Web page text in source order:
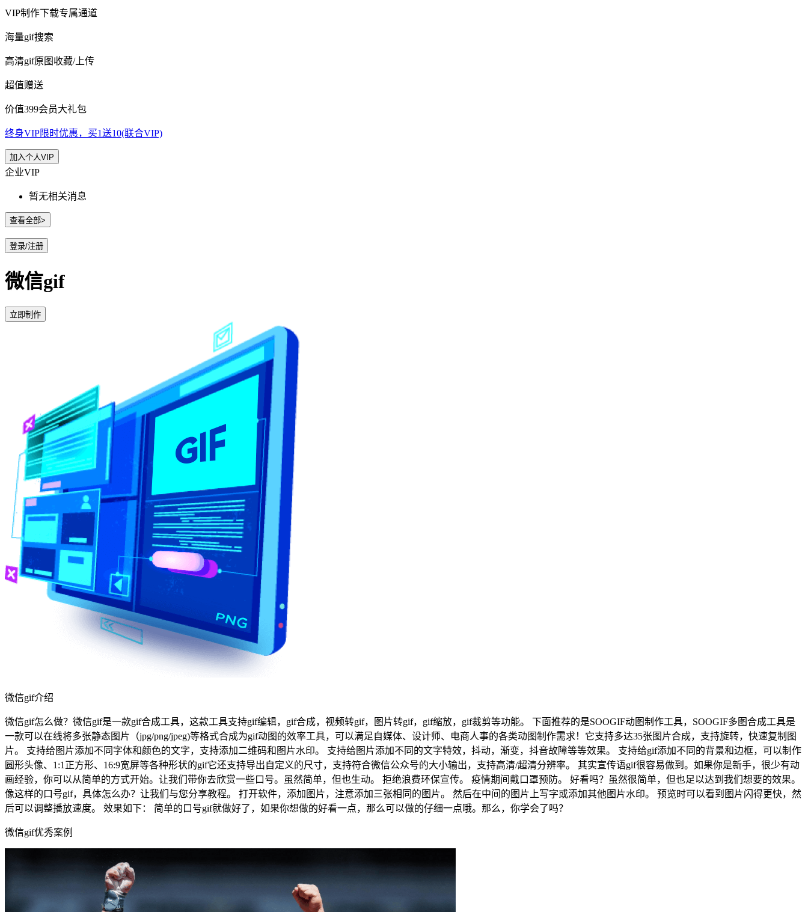
VIP制作下载专属通道
海量gif搜索
高清gif原图收藏/上传
超值赠送
价值399会员大礼包
终身VIP限时优惠，买1送10(联合VIP)
加入个人VIP
企业VIP
暂无相关消息
查看全部>
登录/注册
微信gif
立即制作
微信gif介绍
微信gif怎么做？微信gif是一款gif合成工具，这款工具支持gif编辑，gif合成，视频转gif，图片转gif，gif缩放，gif裁剪等功能。 下面推荐的是SOOGIF动图制作工具，SOOGIF多图合成工具是
一款可以在线将多张静态图片（jpg/png/jpeg)等格式合成为gif动图的效率工具，可以满足自媒体、设计师、电商人事的各类动图制作需求！它支持多达35张图片合成，支持旋转，快速复制图
片。 支持给图片添加不同字体和颜色的文字，支持添加二维码和图片水印。 支持给图片添加不同的文字特效，抖动，渐变，抖音故障等等效果。 支持给gif添加不同的背景和边框，可以制作
圆形头像、1:1正方形、16:9宽屏等各种形状的gif它还支持导出自定义的尺寸，支持符合微信公众号的大小输出，支持高清/超清分辨率。 其实宣传语gif很容易做到。如果你是新手，很少有动
画经验，你可以从简单的方式开始。让我们带你去欣赏一些口号。虽然简单，但也生动。 拒绝浪费环保宣传。 疫情期间戴口罩预防。 好看吗？虽然很简单，但也足以达到我们想要的效果。
像这样的口号gif，具体怎么办？让我们与您分享教程。 打开软件，添加图片，注意添加三张相同的图片。 然后在中间的图片上写字或添加其他图片水印。 预览时可以看到图片闪得更快，然
后可以调整播放速度。 效果如下： 简单的口号gif就做好了，如果你想做的好看一点，那么可以做的仔细一点哦。那么，你学会了吗？
微信gif优秀案例